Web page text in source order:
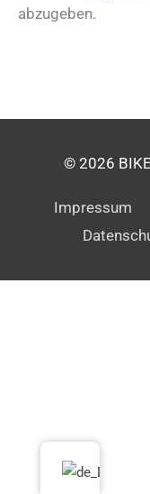
abzugeben.
© 2026
Impressum